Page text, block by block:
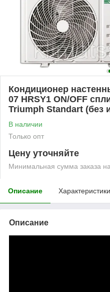
Кондиционер
07 HRSY1 ON/OFF
Triumph Standart (без
В наличии
Только опт
Цену уточняйте
Минимальная сумма заказа
Описание Характеристики
Описание